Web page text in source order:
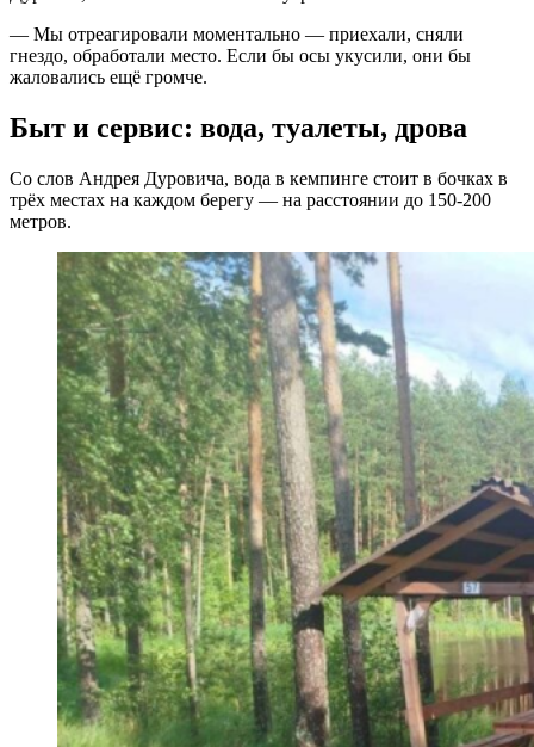
— Мы отреагировали моментально — приехали, сняли
гнездо, обработали место. Если бы осы укусили, они бы
жаловались ещё громче.
Быт и сервис: вода, туалеты, дрова
Со слов Андрея Дуровича, вода в кемпинге стоит в бочках в
трёх местах на каждом берегу — на расстоянии до 150-200
метров.